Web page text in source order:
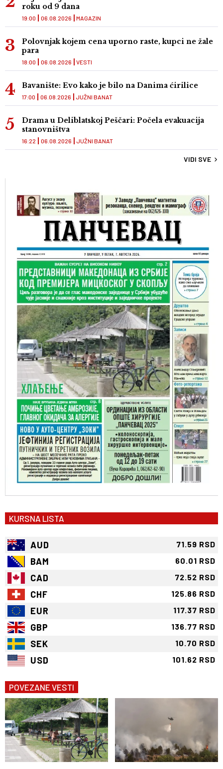
roku od 9 dana
MAGAZIN
19:00 06.08.2026
Polovnjak kojem cena uporno raste, kupci ne žale
para
VESTI
18:00 06.08.2026
Bavanište: Evo kako je bilo na Danima ćirilice
JUŽNI BANAT
17:00 06.08.2026
Drama u Deliblatskoj Peščari: Počela evakuacija
stanovništva
JUŽNI BANAT
16:22 06.08.2026
VIDI SVE
KURSNA LISTA
AUD 71.59 RSD
BAM 60.01 RSD
CAD 72.52 RSD
CHF 125.86 RSD
EUR 117.37 RSD
GBP 136.77 RSD
SEK 10.70 RSD
USD 101.62 RSD
POVEZANE VESTI